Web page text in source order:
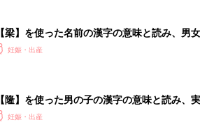
【梁】を使った名前の漢字の意味と読み、
妊娠・出産
【隆】を使った男の子の漢字の意味と読み、
妊娠・出産